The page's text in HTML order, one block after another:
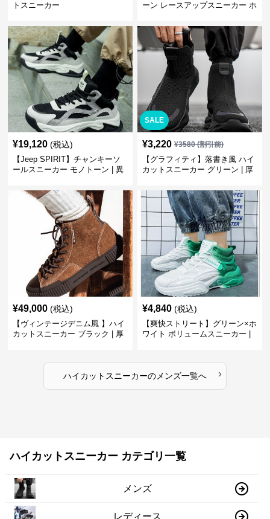
トスニーカー
ーン レースアップスニーカー ホ
¥19,120 (税込)
【Jeep SPIRIT】チャンキーソ
ールスニーカー モノトーン | 異
SALE
¥3,220 ¥3580(割引前)
【グラフィティ】落書き風 ハイ
カットスニーカー グリーン | 厚
¥49,000 (税込)
【ヴィンテージデニム風 】ハイ
カットスニーカー ブラック | 厚
¥4,840 (税込)
【爽快ストリート】グリーン×ホ
ワイト ボリュームスニーカー |
ハイカットスニーカーのメンズ一覧へ ›
ハイカットスニーカー カテゴリ一覧
メンズ
レディース